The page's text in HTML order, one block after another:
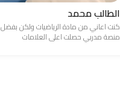
الطالب محمد
كنت اعاني من مادة الرياضيات ولكن بفضل
منصة مدربي حصلت اعلى العلامات